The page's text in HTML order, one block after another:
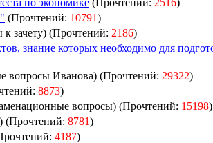
по экономике (Прочтений: 2516)
(Прочтений: 10791)
зачету) (Прочтений: 2186)
знание которых необходимо для
вопросы Иванова) (Прочтений: 29322)
8873)
вопросы) (Прочтений: 15198)
(Прочтений: 8781)
4187)